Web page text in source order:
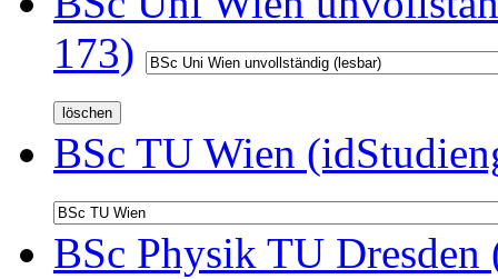
173)
BSc TU Wien
BSc Physik TU